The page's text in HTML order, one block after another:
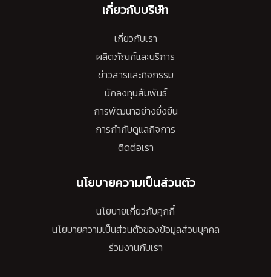
เกี่ยวกับบริษัท
เกี่ยวกับเรา
ผลิตภัณฑ์และบริการ
ข่าวสารและกิจกรรม
นักลงทุนสัมพันธ์
การพัฒนาอย่างยั่งยืน
การกำกับดูแลกิจการ
ติดต่อเรา
นโยบายความเป็นส่วนตัว
นโยบายเกี่ยวกับคุกกี้
นโยบายความเป็นส่วนตัวของข้อมูลส่วนบุคคล
ร่วมงานกับเรา